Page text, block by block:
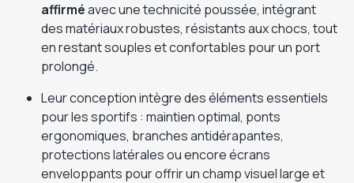
affirméavec une technicité poussée, intégrant
des matériaux robustes, résistants aux chocs, tout
en restant souples et confortables pour un port
prolongé.
Leur conception intègre des éléments essentiels
pour les sportifs : maintien optimal, ponts
ergonomiques, branches antidérapantes,
protections latérales ou encore écrans
enveloppants pour offrir un champ visuel large et